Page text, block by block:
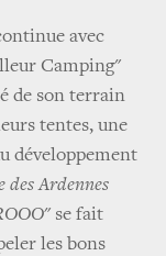
avec
Camping"
de son terrain
tentes, une
développement
des Ardennes
" se fait
les bons